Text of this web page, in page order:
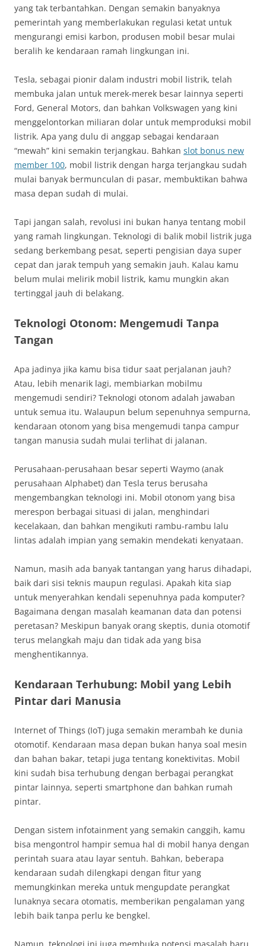
yang tak terbantahkan. Dengan semakin banyaknya
pemerintah yang memberlakukan regulasi ketat untuk
mengurangi emisi karbon, produsen mobil besar mulai
beralih ke kendaraan ramah lingkungan ini.
Tesla, sebagai pionir dalam industri mobil listrik, telah
membuka jalan untuk merek-merek besar lainnya seperti
Ford, General Motors, dan bahkan Volkswagen yang kini
menggelontorkan miliaran dolar untuk memproduksi mobil
listrik. Apa yang dulu di anggap sebagai kendaraan
“mewah” kini semakin terjangkau. Bahkan slot bonus new
member 100, mobil listrik dengan harga terjangkau sudah
mulai banyak bermunculan di pasar, membuktikan bahwa
masa depan sudah di mulai.
Tapi jangan salah, revolusi ini bukan hanya tentang mobil
yang ramah lingkungan. Teknologi di balik mobil listrik juga
sedang berkembang pesat, seperti pengisian daya super
cepat dan jarak tempuh yang semakin jauh. Kalau kamu
belum mulai melirik mobil listrik, kamu mungkin akan
tertinggal jauh di belakang.
Teknologi Otonom: Mengemudi Tanpa
Tangan
Apa jadinya jika kamu bisa tidur saat perjalanan jauh?
Atau, lebih menarik lagi, membiarkan mobilmu
mengemudi sendiri? Teknologi otonom adalah jawaban
untuk semua itu. Walaupun belum sepenuhnya sempurna,
kendaraan otonom yang bisa mengemudi tanpa campur
tangan manusia sudah mulai terlihat di jalanan.
Perusahaan-perusahaan besar seperti Waymo (anak
perusahaan Alphabet) dan Tesla terus berusaha
mengembangkan teknologi ini. Mobil otonom yang bisa
merespon berbagai situasi di jalan, menghindari
kecelakaan, dan bahkan mengikuti rambu-rambu lalu
lintas adalah impian yang semakin mendekati kenyataan.
Namun, masih ada banyak tantangan yang harus dihadapi,
baik dari sisi teknis maupun regulasi. Apakah kita siap
untuk menyerahkan kendali sepenuhnya pada komputer?
Bagaimana dengan masalah keamanan data dan potensi
peretasan? Meskipun banyak orang skeptis, dunia otomotif
terus melangkah maju dan tidak ada yang bisa
menghentikannya.
Kendaraan Terhubung: Mobil yang Lebih
Pintar dari Manusia
Internet of Things (IoT) juga semakin merambah ke dunia
otomotif. Kendaraan masa depan bukan hanya soal mesin
dan bahan bakar, tetapi juga tentang konektivitas. Mobil
kini sudah bisa terhubung dengan berbagai perangkat
pintar lainnya, seperti smartphone dan bahkan rumah
pintar.
Dengan sistem infotainment yang semakin canggih, kamu
bisa mengontrol hampir semua hal di mobil hanya dengan
perintah suara atau layar sentuh. Bahkan, beberapa
kendaraan sudah dilengkapi dengan fitur yang
memungkinkan mereka untuk mengupdate perangkat
lunaknya secara otomatis, memberikan pengalaman yang
lebih baik tanpa perlu ke bengkel.